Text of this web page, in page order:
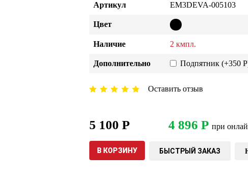
Артикул EM3DEVA-005103
Цвет
Наличие 2 кмпл.
Дополнительно Подпятник (+350
Оставить отзыв
5 100 Р 4 896 Р при
В КОРЗИНУ БЫСТРЫЙ ЗАКАЗ